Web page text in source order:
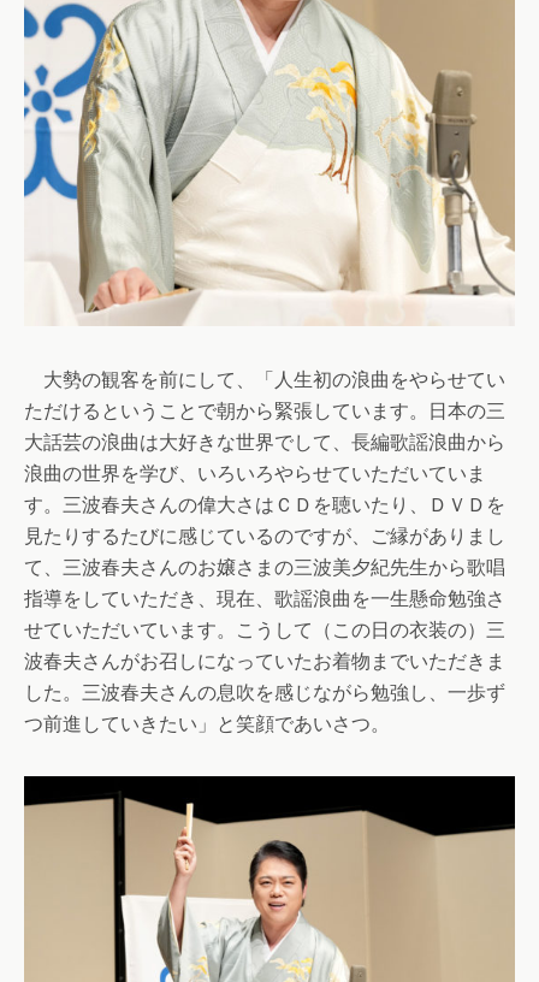
大勢の観客を前にして、「人生初の浪曲をやらせてい
ただけるということで朝から緊張しています。日本の三
大話芸の浪曲は大好きな世界でして、長編歌謡浪曲から
浪曲の世界を学び、いろいろやらせていただいていま
す。三波春夫さんの偉大さはＣＤを聴いたり、ＤＶＤを
見たりするたびに感じているのですが、ご縁がありまし
て、三波春夫さんのお嬢さまの三波美夕紀先生から歌唱
指導をしていただき、現在、歌謡浪曲を一生懸命勉強さ
せていただいています。こうして（この日の衣装の）三
波春夫さんがお召しになっていたお着物までいただきま
した。三波春夫さんの息吹を感じながら勉強し、一歩ず
つ前進していきたい」と笑顔であいさつ。